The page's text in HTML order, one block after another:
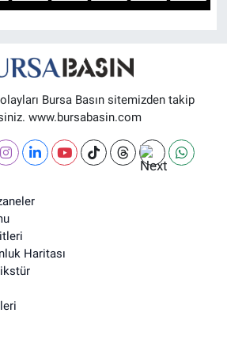
Bursa Basın sitemizden takip
www.bursabasin.com
Haritası